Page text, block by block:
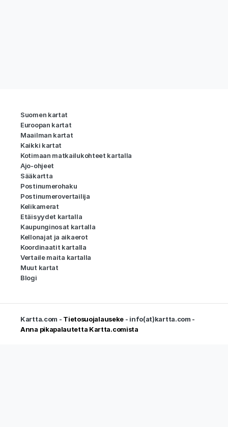
Suomen kartat
Euroopan kartat
Maailman kartat
Kaikki kartat
Kotimaan matkailukohteet kartalla
Ajo-ohjeet
Sääkartta
Postinumerohaku
Postinumerovertailija
Kelikamerat
Etäisyydet kartalla
Kaupunginosat kartalla
Kellonajat ja aikaerot
Koordinaatit kartalla
Vertaile maita kartalla
Muut kartat
Blogi
Kartta.com - Tietosuojalauseke - info(at)kartta.com -
Anna pikapalautetta Kartta.comista